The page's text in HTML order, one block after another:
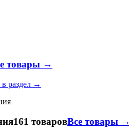
товары →
раздел →
161 товаровВсе товары →